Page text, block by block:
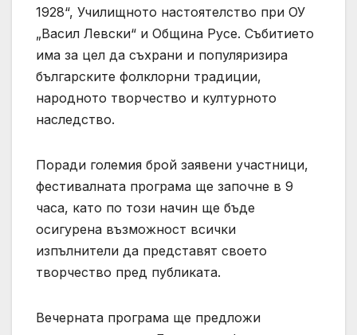
1928“, Училищното настоятелство при ОУ
„Васил Левски“ и Община Русе. Събитието
има за цел да съхрани и популяризира
българските фолклорни традиции,
народното творчество и културното
наследство.
Поради големия брой заявени участници,
фестивалната програма ще започне в 9
часа, като по този начин ще бъде
осигурена възможност всички
изпълнители да представят своето
творчество пред публиката.
Вечерната програма ще предложи